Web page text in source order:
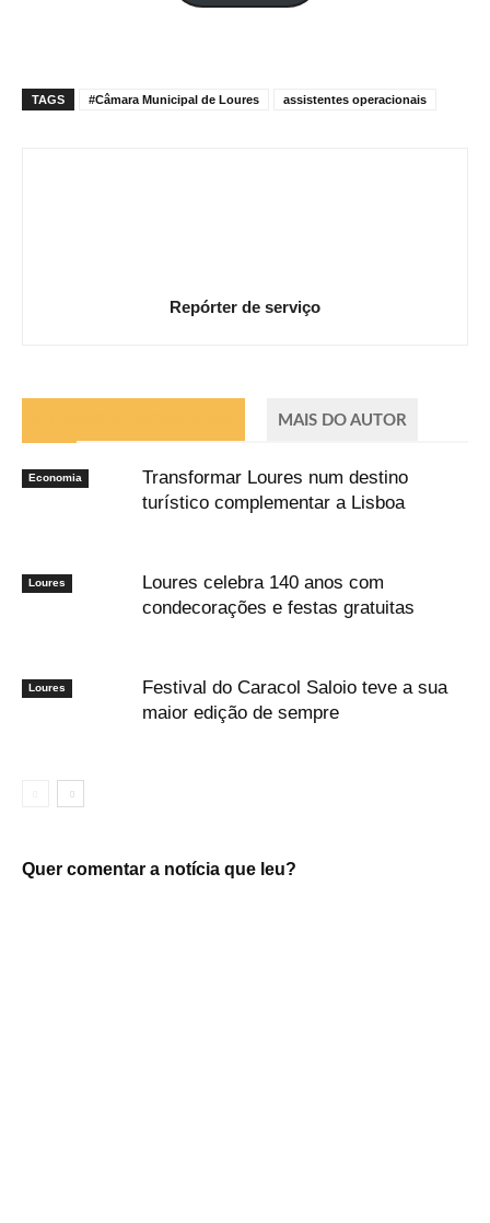
TAGS #Câmara Municipal de Loures assistentes operacionais
Repórter de serviço
MAIS DO AUTOR
Economia
Transformar Loures num destino
turístico complementar a Lisboa
Loures
Loures celebra 140 anos com
condecorações e festas gratuitas
Loures
Festival do Caracol Saloio teve a sua
maior edição de sempre
Quer comentar a notícia que leu?